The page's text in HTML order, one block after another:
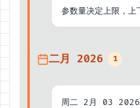
参数量决定上限，上
二月 2026 1
周二 2月 03 2026